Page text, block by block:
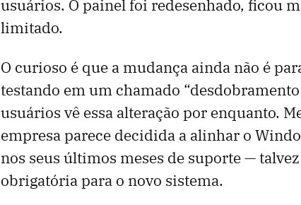
usuários. O painel foi redesenhado, ficou
limitado.
O curioso é que a mudança ainda não é
testando em um chamado
usuários vê essa alteração por enquanto.
empresa parece decidida a alinhar o
nos seus últimos meses de suporte —
obrigatória para o novo sistema.